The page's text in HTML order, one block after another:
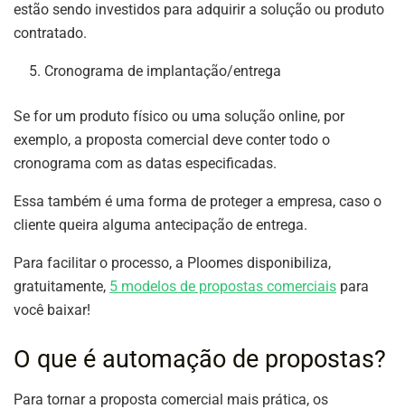
estão sendo investidos para adquirir a solução ou produto
contratado.
Cronograma de implantação/entrega
Se for um produto físico ou uma solução online, por
exemplo, a proposta comercial deve conter todo o
cronograma com as datas especificadas.
Essa também é uma forma de proteger a empresa, caso o
cliente queira alguma antecipação de entrega.
Para facilitar o processo, a Ploomes disponibiliza,
gratuitamente, 5 modelos de propostas comerciais para
você baixar!
O que é automação de propostas?
Para tornar a proposta comercial mais prática, os